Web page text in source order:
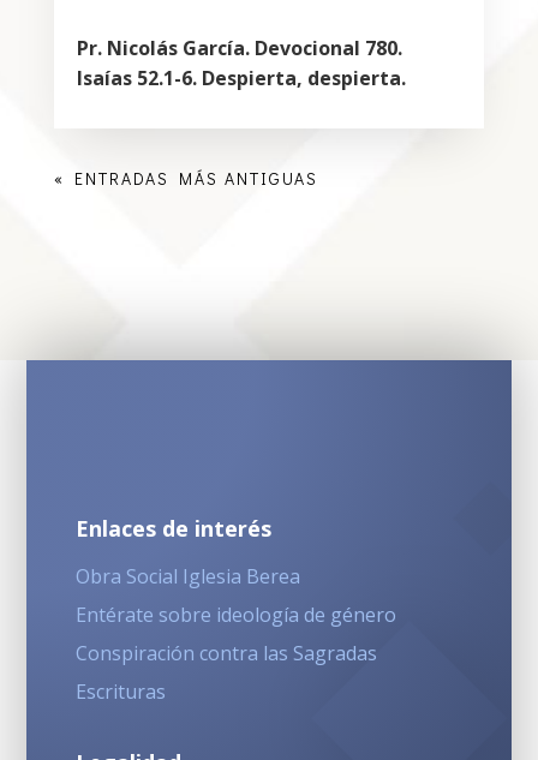
Pr. Nicolás García. Devocional 780.
Isaías 52.1-6. Despierta, despierta.
« ENTRADAS MÁS ANTIGUAS
Enlaces de interés
Obra Social Iglesia Berea
Entérate sobre ideología de género
Conspiración contra las Sagradas
Escrituras